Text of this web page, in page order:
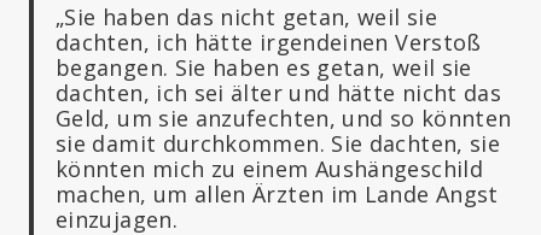
„Sie haben das nicht getan, weil sie
dachten, ich hätte irgendeinen Verstoß
begangen. Sie haben es getan, weil sie
dachten, ich sei älter und hätte nicht das
Geld, um sie anzufechten, und so könnten
sie damit durchkommen. Sie dachten, sie
könnten mich zu einem Aushängeschild
machen, um allen Ärzten im Lande Angst
einzujagen.